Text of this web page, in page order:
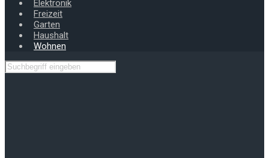
Elektronik
Freizeit
Garten
Haushalt
Wohnen